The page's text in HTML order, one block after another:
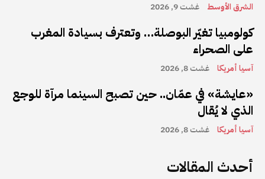
الشرق الأوسط غشت 9, 2026
كولومبيا تغيّر البوصلة… وتعترف بسيادة المغرب
على الصحراء
آسيا أمريكا غشت 8, 2026
«عايشة» في عمّان.. حين تصبح السينما مرآة للوجع
الذي لا يُقال
آسيا أمريكا غشت 8, 2026
أحدث المقالات